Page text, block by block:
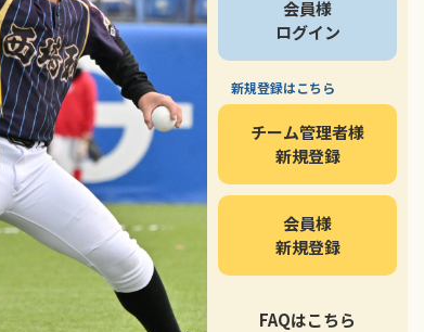
会員様
ログイン
新規登録はこちら
チーム管理者様
新規登録
会員様
新規登録
FAQはこちら